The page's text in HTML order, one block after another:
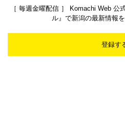
［ 毎週金曜配信 ］ Komachi Web 公
ル』で新潟の最新情報
登録す